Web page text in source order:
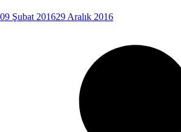
09 Şubat 201629 Aralık 2016